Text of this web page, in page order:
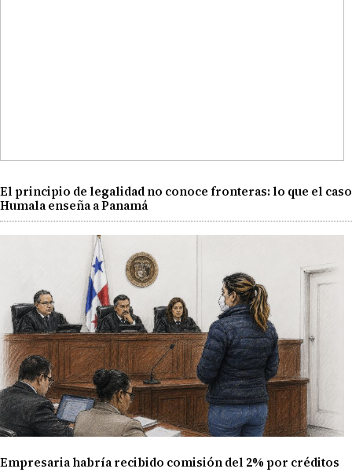
El principio de legalidad no conoce fronteras: lo que el caso
Humala enseña a Panamá
Empresaria habría recibido comisión del 2% por créditos